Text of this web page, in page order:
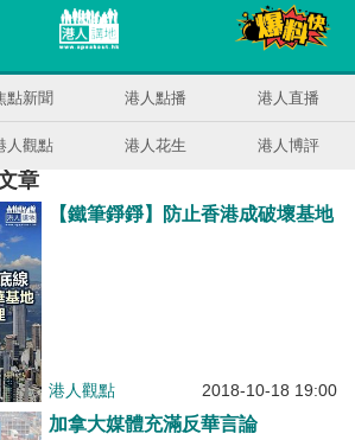
點新聞 港人點播 港人直播
人觀點 港人花生 港人博評
章
【鐵筆錚錚】防止香港成破壞基地
港人觀點 2018-10-18 19:00
加拿大媒體充滿反華言論